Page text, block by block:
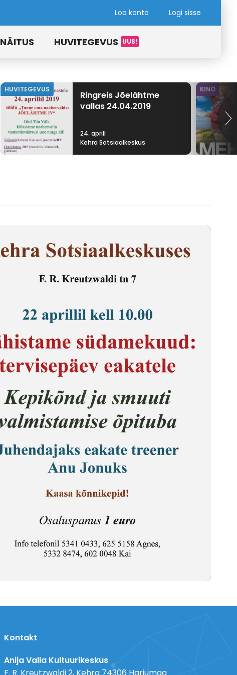
Loo konto Logi sisse
NÄITUS HUVITEGEVUS
HUVITEGEVUS
Ringreis Jõelähtme
vallas 24.04.2019
24. aprill
Kehra Sotsiaalkeskus
KINO
Kontakt
Anija Valla Kultuurikeskus